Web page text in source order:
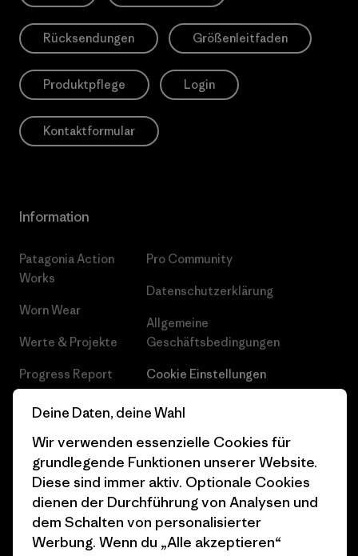
Rücksendungen Größenleitfaden
Produktpflege Login
Kontaktformular
Information
Patagonia Action
Works
Worn Wear
Werte & Projekte
Progress Report
Business Unusual
Klimaziele
1% For The Planet
Wie wir finanzieren
Geschenkgutscheine
Pro Community
Datenschutzerklärung
Allgemeine
Geschäftsbedingungen
Cookie Einstellungen
Karriere
Pressekontakt
Industry program
Affiliate-Programm
Patagonia Deutschland
Deine Daten, deine Wahl
Wir verwenden essenzielle Cookies für
grundlegende Funktionen unserer Website.
Diese sind immer aktiv. Optionale Cookies
dienen der Durchführung von Analysen und
dem Schalten von personalisierter
Werbung. Wenn du „Alle akzeptieren“